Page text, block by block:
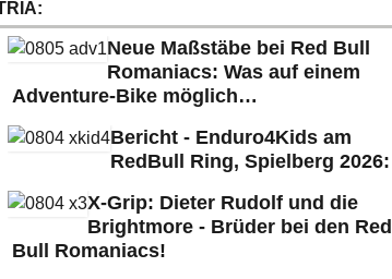
Neue Maßstäbe bei Red Bull
Romaniacs: Was auf einem
Adventure-Bike möglich…
Bericht - Enduro4Kids am
RedBull Ring, Spielberg 2026:
X-Grip: Dieter Rudolf und die
Brightmore - Brüder bei den Red
Bull Romaniacs!